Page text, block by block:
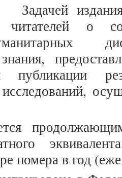
Задачей
читателей о
номера в год